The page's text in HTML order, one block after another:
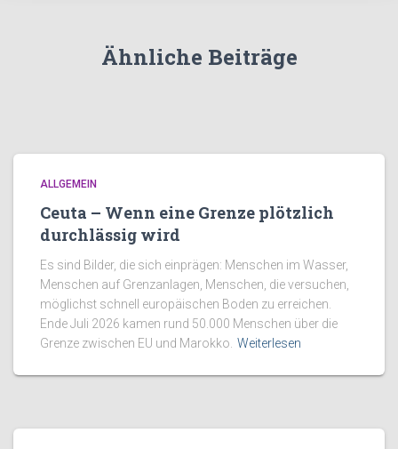
Ähnliche Beiträge
ALLGEMEIN
Ceuta – Wenn eine Grenze plötzlich
durchlässig wird
Es sind Bilder, die sich einprägen: Menschen im Wasser,
Menschen auf Grenzanlagen, Menschen, die versuchen,
möglichst schnell europäischen Boden zu erreichen.
Ende Juli 2026 kamen rund 50.000 Menschen über die
Grenze zwischen EU und Marokko. Weiterlesen